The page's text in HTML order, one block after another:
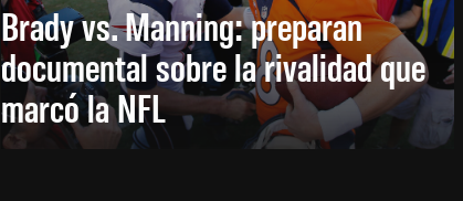
Brady vs. Manning: preparan
documental sobre la rivalidad que
marcó la NFL